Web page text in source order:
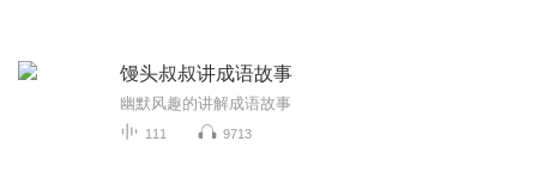
馒头叔叔讲成语故事
幽默风趣的讲解成语故事
111 9713